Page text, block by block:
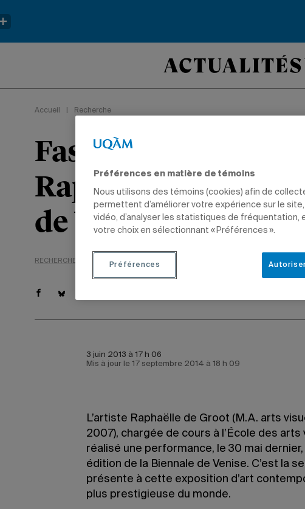
Accueil Recherche
Fascinante
Raphaëlle de
de Venise
RECHERCHE DIPLÔMÉS
3 juin 2013 à 17 h 06
Mis à jour le 17 septembre 2014 à 18 h 09
L’artiste Raphaëlle de Groot (M.A. arts
2007), chargée de cours à l’École des
réalisé une performance, le 30 mai
édition de la Biennale de Venise. C’est la
présente à cette exposition d’art
plus prestigieuse du monde.
Préférences en matière de témoins
Nous utilisons des témoins (cookies) afin de
permettent d’améliorer votre expérience sur le
vidéo, d’analyser les statistiques de fréquentation,
votre choix en sélectionnant « Préférences ».
Préférences